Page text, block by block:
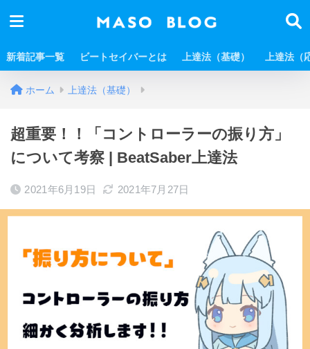
新着記事一覧 ビートセイバーとは 上達法（基礎） 上達法（
ホーム 上達法（基礎）
超重要！！「コントローラーの振り方」
について考察 | BeatSaber上達法
2021年6月19日 2021年7月27日